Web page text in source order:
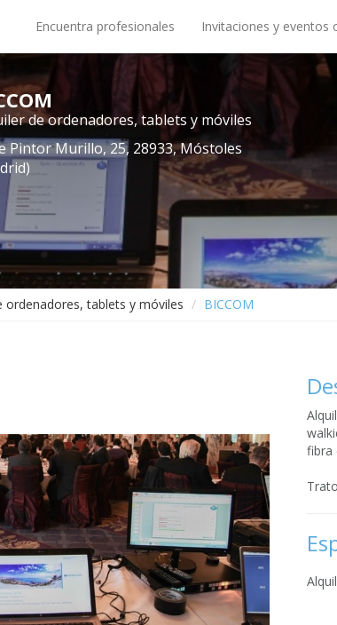
Encuentra profesionales Invitaciones y eventos
de ordenadores, tablets y móviles
Pintor Murillo, 25, 28933, Móstoles
ordenadores, tablets y móviles BICCOM
fibra